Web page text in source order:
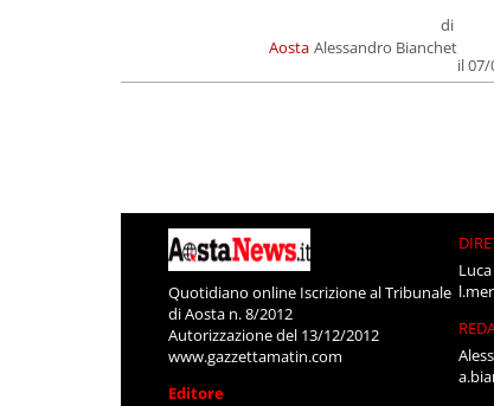
Aosta
di
Alessandro Bianchet
il
Quotidiano online Iscrizione al Tribunale
di Aosta n. 8/2012
Autorizzazione del 13/12/2012
www.gazzettamatin.com
Editore